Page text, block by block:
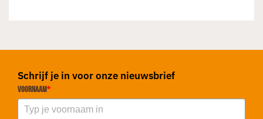
Schrijf je in voor onze nieuwsbrief
Voornaam*